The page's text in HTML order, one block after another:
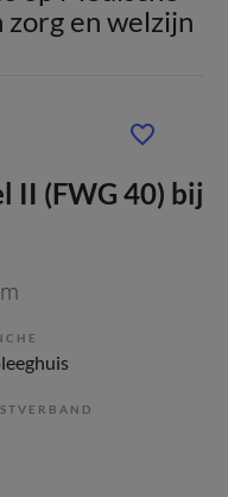
en welzijn
II (FWG 40) bij